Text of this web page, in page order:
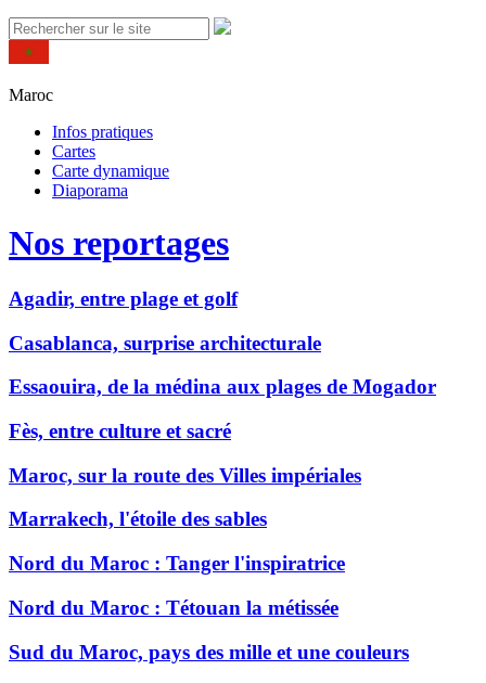
Maroc
Infos pratiques
Cartes
Carte dynamique
Diaporama
Nos reportages
Agadir, entre plage et golf
Casablanca, surprise architecturale
Essaouira, de la médina aux plages de Mogador
Fès, entre culture et sacré
Maroc, sur la route des Villes impériales
Marrakech, l'étoile des sables
Nord du Maroc : Tanger l'inspiratrice
Nord du Maroc : Tétouan la métissée
Sud du Maroc, pays des mille et une couleurs